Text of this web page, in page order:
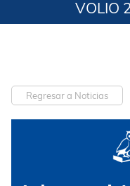
VOLIO
Regresar a Noticias